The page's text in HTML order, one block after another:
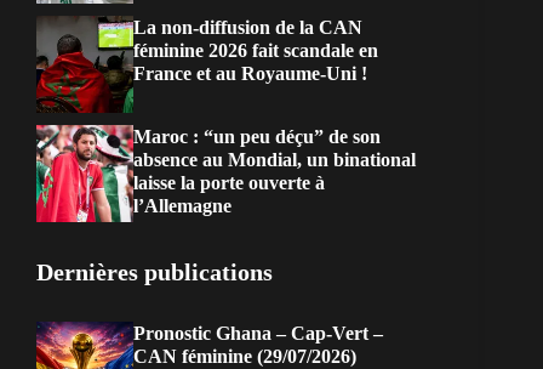
La non-diffusion de la CAN
féminine 2026 fait scandale en
France et au Royaume-Uni !
Maroc : “un peu déçu” de son
absence au Mondial, un binational
laisse la porte ouverte à
l’Allemagne
Dernières publications
Pronostic Ghana – Cap-Vert –
CAN féminine (29/07/2026)